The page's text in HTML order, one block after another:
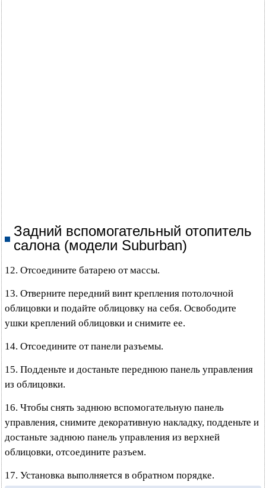
Задний вспомогательный отопитель
салона (модели Suburban)
12. Отсоедините батарею от массы.
13. Отверните передний винт крепления потолочной
облицовки и подайте облицовку на себя. Освободите
ушки креплений облицовки и снимите ее.
14. Отсоедините от панели разъемы.
15. Подденьте и достаньте переднюю панель управления
из облицовки.
16. Чтобы снять заднюю вспомогательную панель
управления, снимите декоративную накладку, подденьте и
достаньте заднюю панель управления из верхней
облицовки, отсоедините разъем.
17. Установка выполняется в обратном порядке.